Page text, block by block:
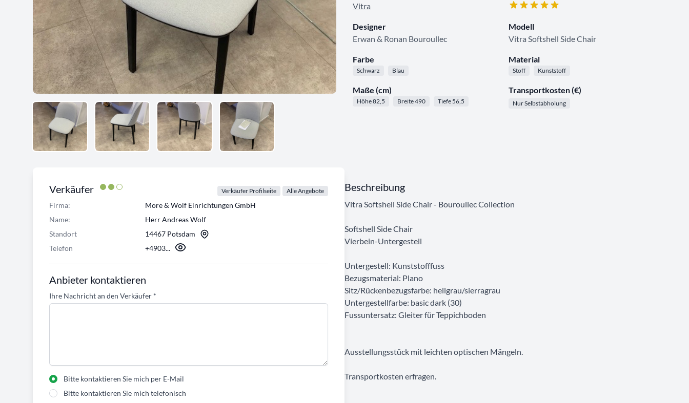
Vitra
Designer
Erwan & Ronan Bouroullec
Modell
Vitra Softshell Side Chair
Farbe
Schwarz Blau
Material
Stoff Kunststoff
Maße (cm)
Höhe 82,5 Breite 490 Tiefe 56,5
Transportkosten (€)
Nur Selbstabholung
Verkäufer Verkäufer Profilseite Alle Angebote
Firma:
More & Wolf Einrichtungen GmbH
Name:
Herr Andreas Wolf
Standort
14467 Potsdam
Telefon
+4903...
Anbieter kontaktieren
Ihre Nachricht an den Verkäufer *
Bitte kontaktieren Sie mich per E-Mail
Bitte kontaktieren Sie mich telefonisch
Beschreibung
Vitra Softshell Side Chair - Bouroullec Collection
Softshell Side Chair
Vierbein-Untergestell
Untergestell: Kunststofffuss
Bezugsmaterial: Plano
Sitz/Rückenbezugsfarbe: hellgrau/sierragrau
Untergestellfarbe: basic dark (30)
Fussuntersatz: Gleiter für Teppichboden
Ausstellungsstück mit leichten optischen Mängeln.
Transportkosten erfragen.